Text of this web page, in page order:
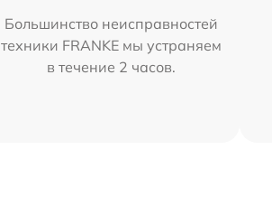
Большинство неисправностей
техники FRANKE мы устраняем
в течение 2 часов.